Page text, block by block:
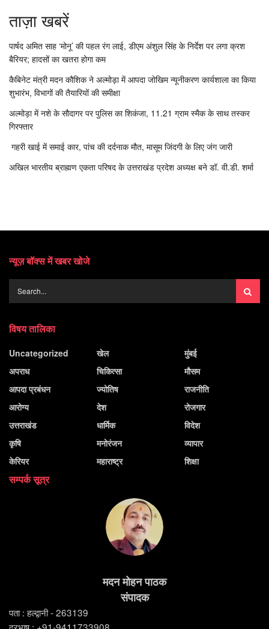
ताज़ा खबरें
पार्षद अमित साह ‘मोनू’ की पहल रंग लाई, डीएम अंशुल सिंह के निर्देश पर लगा क्रश
बैरियर; हादसों का खतरा होगा कम
कैबिनेट मंत्री मदन कौशिक ने अल्मोड़ा में आपदा जोखिम न्यूनीकरण कार्यशाला का किया
शुभारंभ, विभागों की तैयारियों की समीक्षा
अल्मोड़ा में नशे के सौदागर पर पुलिस का शिकंजा, 11.21 ग्राम स्मैक के साथ तस्कर
गिरफ्तार
गहरी खाई में समाई कार, पांच की दर्दनाक मौत, मासूम जिंदगी के लिए जंग जारी
अखिल भारतीय ब्राह्मण एकता परिषद के उत्तराखंड प्रदेश अध्यक्ष बने डॉ. वी.डी. शर्मा
न्यूज़ बॉक्स में खबर खोजे
विषय तालिका
Uncategorized
अपराध
आपदा प्रबंधन
आरोग्य
उत्तराखंड
कृषि
केरियर
खेल
चिकित्सा
ज्योतिष
देश
धार्मिक
मनोरंजन
महाराष्ट्र
मुंबई
मौसम
राजनीति
रोजगार
विदेश
व्यापार
शिक्षा
सम्पर्क सूत्र
मदन मोहन पाठक
संपादक
पता : हल्द्वानी - 263139